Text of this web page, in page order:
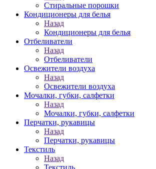
Стиральные порошки
Кондиционеры для белья
Назад
Кондиционеры для белья
Отбеливатели
Назад
Отбеливатели
Освежители воздуха
Назад
Освежители воздуха
Мочалки, губки, салфетки
Назад
Мочалки, губки, салфетки
Перчатки, рукавицы
Назад
Перчатки, рукавицы
Текстиль
Назад
Текстиль